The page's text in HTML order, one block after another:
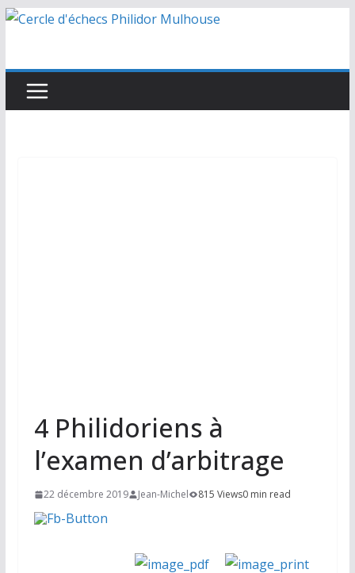
Passer
4 Philidoriens à
l’examen d’arbitrage
22 décembre 2019 Jean-Michel 815 Views0 min read